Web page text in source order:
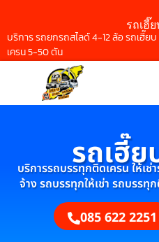
รถเฮี๊
บริการ รถยกรถสไลด์ 4-12 ล้อ รถเฮี๊ยบ
เครน 5-50 ตัน
รถเฮี๊ย
บริการรถบรรทุกติดเครน ให้เช่
จ้าง รถบรรทุกให้เช่า รถบรรทุ
085 622 2251